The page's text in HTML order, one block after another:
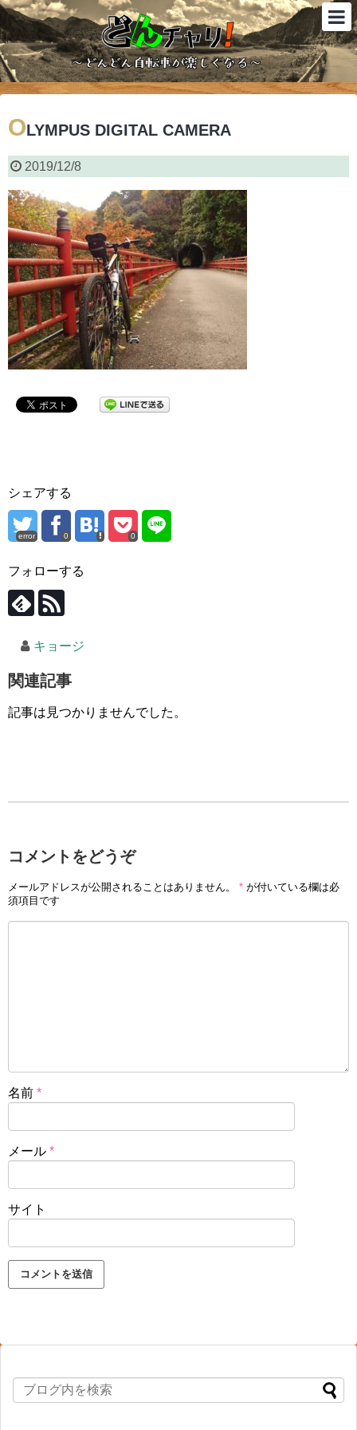
OLYMPUS DIGITAL CAMERA
2019/12/8
シェアする
error 0 0
フォローする
キョージ
関連記事
記事は見つかりませんでした。
コメントをどうぞ
メールアドレスが公開されることはありません。 * が付いている欄は必
須項目です
名前 *
メール *
サイト